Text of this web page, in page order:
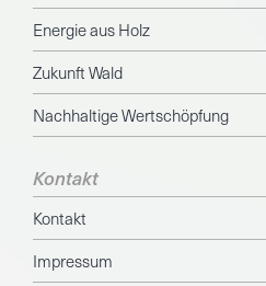
Energie aus Holz
Zukunft Wald
Nachhaltige Wertschöpfung
Kontakt
Kontakt
Impressum